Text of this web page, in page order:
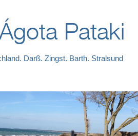
Pataki
Darß. Zingst. Barth. Stralsund